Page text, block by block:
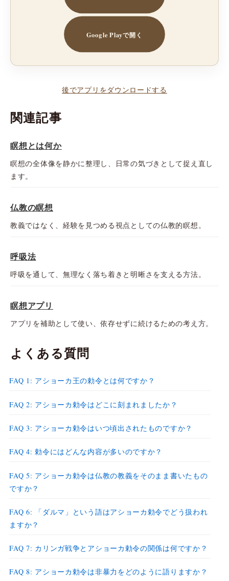
Google Playで開く
後でアプリをダウンロードする
関連記事
瞑想とは何か
瞑想の全体像を静かに整理し、日常の気づきとして捉え直し
ます。
仏教の瞑想
教義ではなく、経験を見つめる視点としての仏教的瞑想。
呼吸法
呼吸を通して、無理なく落ち着きと明晰さを支える方法。
瞑想アプリ
アプリを補助として使い、依存せずに続けるための考え方。
よくある質問
FAQ 1: アショーカ王の勅令とは何ですか？
FAQ 2: アショーカ勅令はどこに刻まれましたか？
FAQ 3: アショーカ勅令はいつ頃出されたものですか？
FAQ 4: 勅令にはどんな内容が多いのですか？
FAQ 5: アショーカ勅令は仏教の教義をそのまま書いたもの
ですか？
FAQ 6: 「ダルマ」という語はアショーカ勅令でどう扱われ
ますか？
FAQ 7: カリンガ戦争とアショーカ勅令の関係は何ですか？
FAQ 8: アショーカ勅令は非暴力をどのように語りますか？